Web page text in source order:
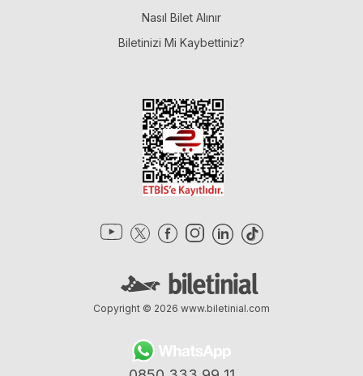
Nasıl Bilet Alınır
Biletinizi Mi Kaybettiniz?
Copyright © 2026 www.biletinial.com